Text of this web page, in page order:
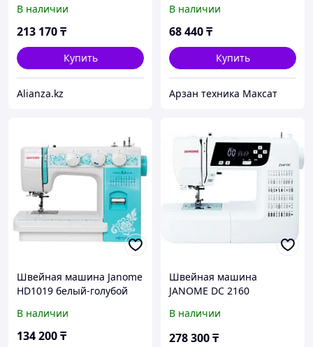
В наличии
213 170₸
Купить
Alianza.kz
В наличии
68 440₸
Купить
Арзан техника Максат
Швейная машина Janome
HD1019 белый-голубой
В наличии
134 200₸
Швейная машина
JANOME DC 2160
В наличии
278 300₸